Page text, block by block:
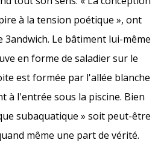
à la tension poétique », ont
3andwich. Le bâtiment lui-même
en forme de saladier sur le
est formée par l'allée blanche
à l'entrée sous la piscine. Bien
subaquatique » soit peut-être
même une part de vérité.